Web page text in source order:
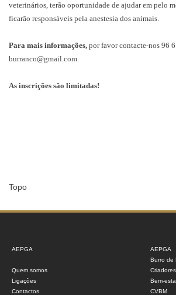
veterinários, terão oportunidade de ajudar em pelo
ficarão responsáveis pela anestesia dos animais.
Para mais informações, por favor contacte-nos 96
burranco@gmail.com.
As inscrições são limitadas!
Topo
AEPGA
Quem somos
Ligações
Contactos
AEPGA
Burro de
Criadores
Bem-
CVBM